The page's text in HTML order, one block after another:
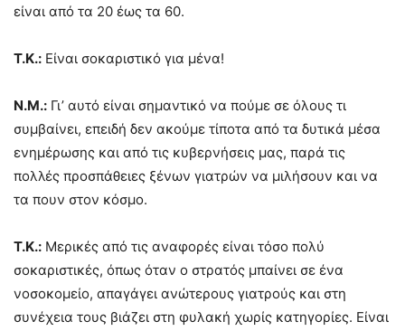
είναι από τα 20 έως τα 60.
Τ.Κ.: Είναι σοκαριστικό για μένα!
Ν.Μ.: Γι’ αυτό είναι σημαντικό να πούμε σε όλους τι
συμβαίνει, επειδή δεν ακούμε τίποτα από τα δυτικά μέσα
ενημέρωσης και από τις κυβερνήσεις μας, παρά τις
πολλές προσπάθειες ξένων γιατρών να μιλήσουν και να
τα πουν στον κόσμο.
Τ.Κ.: Μερικές από τις αναφορές είναι τόσο πολύ
σοκαριστικές, όπως όταν ο στρατός μπαίνει σε ένα
νοσοκομείο, απαγάγει ανώτερους γιατρούς και στη
συνέχεια τους βιάζει στη φυλακή χωρίς κατηγορίες. Είναι